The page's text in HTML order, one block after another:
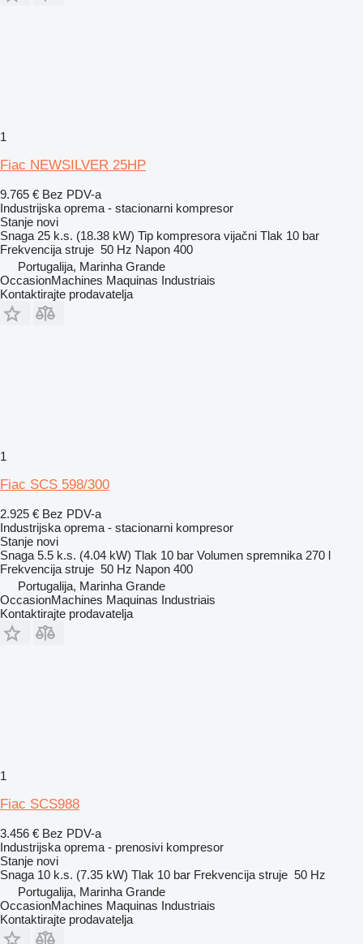
1
Fiac NEWSILVER 25HP
9.765 € Bez PDV-a
Industrijska oprema - stacionarni kompresor
Stanje novi
Snaga 25 k.s. (18.38 kW) Tip kompresora vijačni Tlak 10 bar
Frekvencija struje 50 Hz Napon 400
Portugalija, Marinha Grande
OccasionMachines Maquinas Industriais
Kontaktirajte prodavatelja
1
Fiac SCS 598/300
2.925 € Bez PDV-a
Industrijska oprema - stacionarni kompresor
Stanje novi
Snaga 5.5 k.s. (4.04 kW) Tlak 10 bar Volumen spremnika 270 l
Frekvencija struje 50 Hz Napon 400
Portugalija, Marinha Grande
OccasionMachines Maquinas Industriais
Kontaktirajte prodavatelja
1
Fiac SCS988
3.456 € Bez PDV-a
Industrijska oprema - prenosivi kompresor
Stanje novi
Snaga 10 k.s. (7.35 kW) Tlak 10 bar Frekvencija struje 50 Hz
Portugalija, Marinha Grande
OccasionMachines Maquinas Industriais
Kontaktirajte prodavatelja